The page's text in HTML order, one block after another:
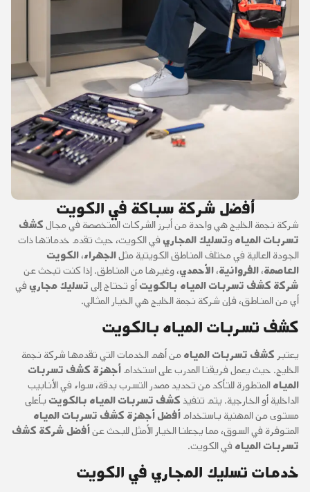
أفضل شركة سباكة في الكويت
شركة نجمة الخليج هي واحدة من أبرز الشركات المتخصصة في مجالكشف
تسربات المياهوتسليك المجاري في الكويت، حيث تقدم خدماتها ذات
الجودة العالية في مختلف المناطق الكويتية مثلالجهراء،الكويت
العاصمة،الفروانية،الأحمدي، وغيرها من المناطق. إذا كنت تبحث عن
شركة كشف تسربات المياه بالكويتأو تحتاج إلىتسليك مجاري في
أي من المناطق، فإن شركة نجمة الخليج هي الخيار المثالي.
كشف تسربات المياه بالكويت
يعتبر كشف تسربات المياهمن أهم الخدمات التي تقدمها شركة نجمة
الخليج. حيث يعمل فريقنا المدرب على استخدامأجهزة كشف تسربات
المياهالمتطورة للتأكد من تحديد مصدر التسرب بدقة، سواء في الأنابيب
الداخلية أو الخارجية. يتم تنفيذكشف تسربات المياه بالكويت بأعلى
مستوى من المهنية باستخدامأفضل أجهزة كشف تسربات المياه
المتوفرة في السوق، مما يجعلنا الخيار الأمثل للبحث عنأفضل شركة كشف
تسربات المياه في الكويت.
خدمات تسليك المجاري في الكويت